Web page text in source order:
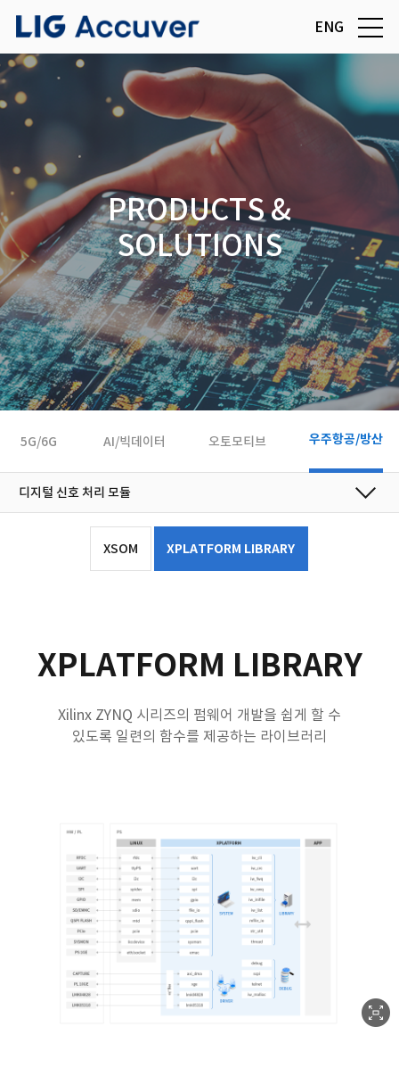
ENG
PRODUCTS &
SOLUTIONS
5G/6G AI/빅데이터 오토모티브 우주항공/방산
XSOM XPLATFORM LIBRARY
XPLATFORM LIBRARY
Xilinx ZYNQ 시리즈의 펌웨어 개발을 쉽게 할 수
있도록 일련의 함수를 제공하는 라이브러리